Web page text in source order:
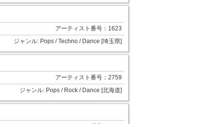
アーティスト番号：1623
ジャンル: Pops / Techno / Dance [埼玉県]
アーティスト番号：2759
ジャンル: Pops / Rock / Dance [北海道]